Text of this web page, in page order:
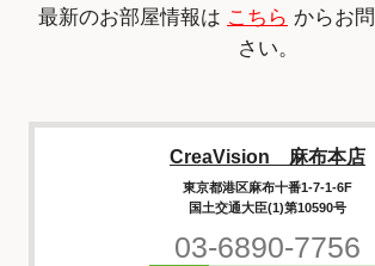
最新のお部屋情報は こちら からお
さい。
CreaVision 麻布本店
東京都港区麻布十番1-7-1-6F
国土交通大臣(1)第10590号
03-6890-7756